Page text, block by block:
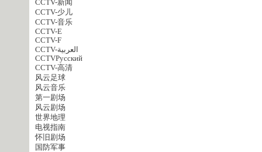
CCTV-新闻
CCTV-少儿
CCTV-音乐
CCTV-E
CCTV-F
CCTV-العربية
CCTVPусский
CCTV-高清
风云足球
风云音乐
第一剧场
风云剧场
世界地理
电视指南
怀旧剧场
国防军事